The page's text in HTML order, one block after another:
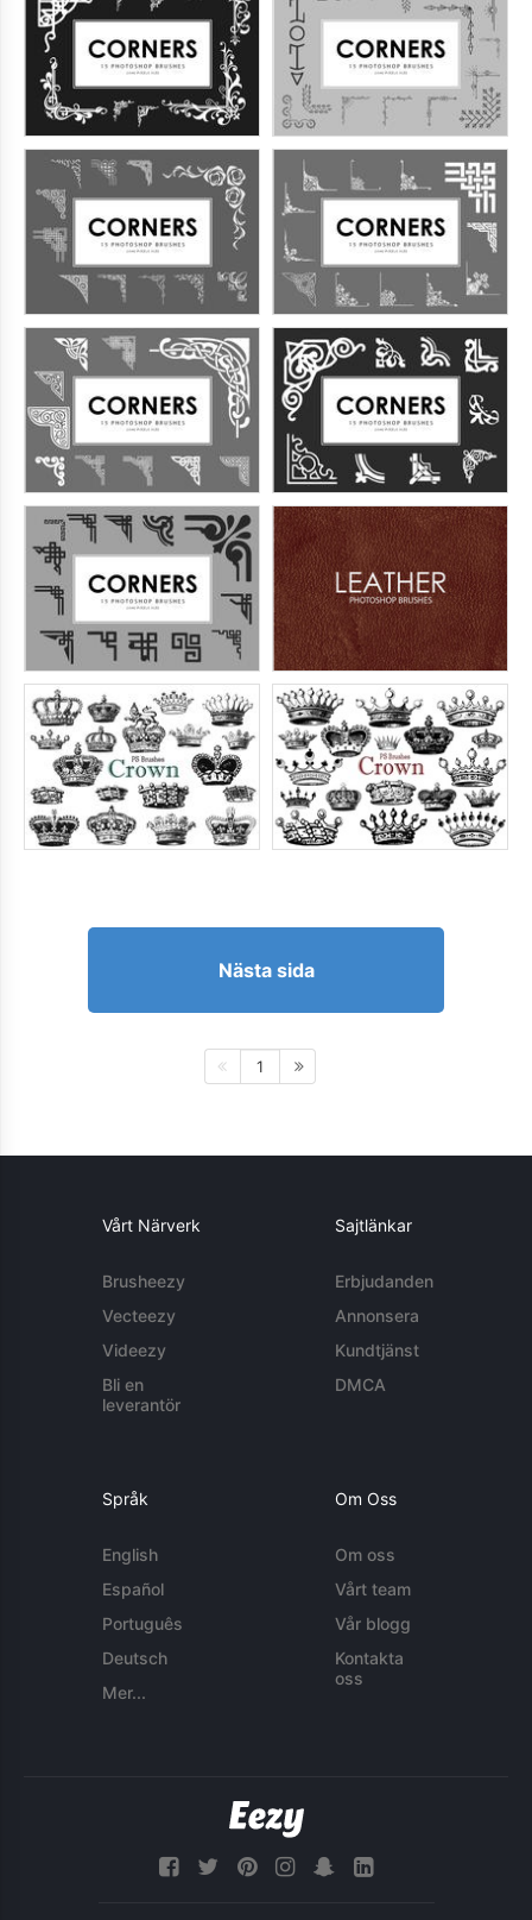
Nästa sida
1
Vårt Närverk
Brusheezy
Vecteezy
Videezy
Bli en
leverantör
Sajtlänkar
Erbjudanden
Annonsera
Kundtjänst
DMCA
Språk
English
Español
Português
Deutsch
Mer...
Om Oss
Om oss
Vårt team
Vår blogg
Kontakta
oss